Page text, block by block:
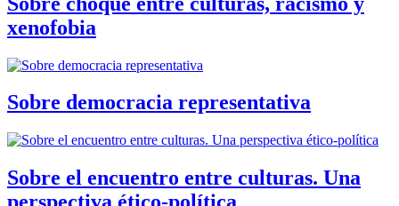
xenofobia
Sobre democracia representativa
Sobre el encuentro entre culturas. Una